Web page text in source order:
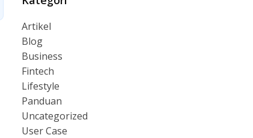
Artikel
Blog
Business
Fintech
Lifestyle
Panduan
Uncategorized
User Case